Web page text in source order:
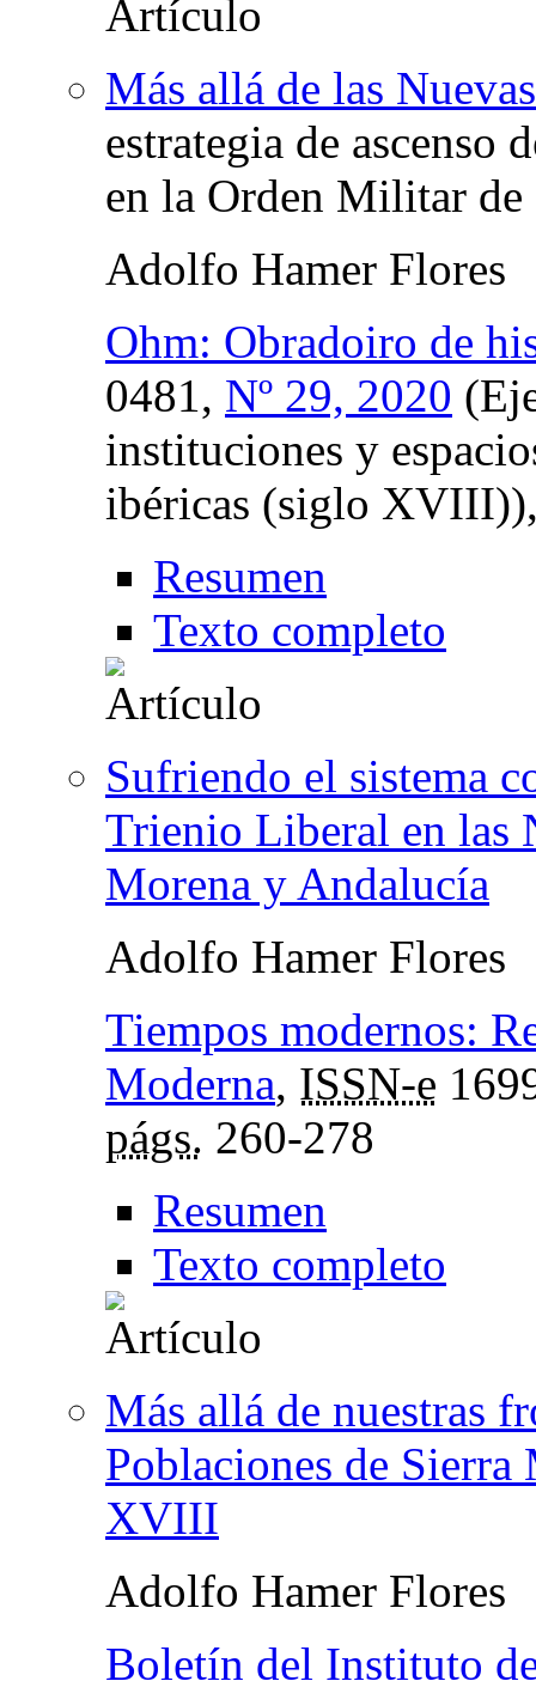
Más allá de las
estrategia de ascenso
en la Orden Militar de
Adolfo Hamer Flores
Ohm: Obradoiro de
0481, Nº 29, 2020
instituciones y
ibéricas (siglo
Resumen
Texto completo
Sufriendo el sistema
Trienio Liberal en las
Morena y Andalucía
Adolfo Hamer Flores
Tiempos modernos:
Moderna, ISSN-e
págs. 260-278
Resumen
Texto completo
Más allá de nuestras
Poblaciones de
XVIII
Adolfo Hamer Flores
Boletín del Instituto